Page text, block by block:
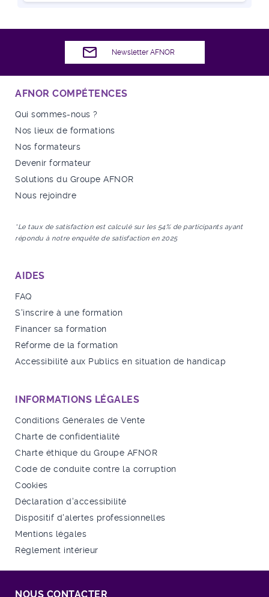
Newsletter AFNOR
AFNOR COMPÉTENCES
Qui sommes-nous ?
Nos lieux de formations
Nos formateurs
Devenir formateur
Solutions du Groupe AFNOR
Nous rejoindre
*Le taux de satisfaction est calculé sur les 54% de participants ayant
répondu à notre enquête de satisfaction en 2025
AIDES
FAQ
S'inscrire à une formation
Financer sa formation
Réforme de la formation
Accessibilité aux Publics en situation de handicap
INFORMATIONS LÉGALES
Conditions Générales de Vente
Charte de confidentialité
Charte éthique du Groupe AFNOR
Code de conduite contre la corruption
Cookies
Déclaration d'accessibilité
Dispositif d'alertes professionnelles
Mentions légales
Règlement intérieur
NOUS CONTACTER